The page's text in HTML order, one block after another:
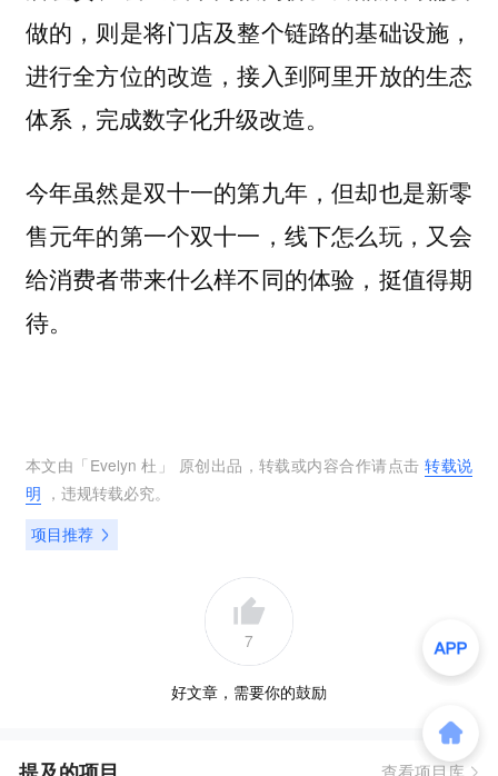
做的，则是将门店及整个链路的基础设施，
进行全方位的改造，接入到阿里开放的生态
体系，完成数字化升级改造。
今年虽然是双十一的第九年，但却也是新零
售元年的第一个双十一，线下怎么玩，又会
给消费者带来什么样不同的体验，挺值得期
待。
本文由「 Evelyn 杜 」 原创出品，转载或内容合作请点击转载说
明 ，违规转载必究。
项目推荐
7
好文章，需要你的鼓励
查看项目库